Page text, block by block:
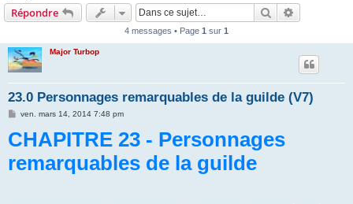
Répondre Rechercher
4 messages • Page 1 sur 1
Major Turbop
23.0 Personnages remarquables de la guilde (V7)
M
s
s
g
e
ven. mars 14, 2014 7:48 pm
CHAPITRE 23 - Personnages
remarquables de la guilde